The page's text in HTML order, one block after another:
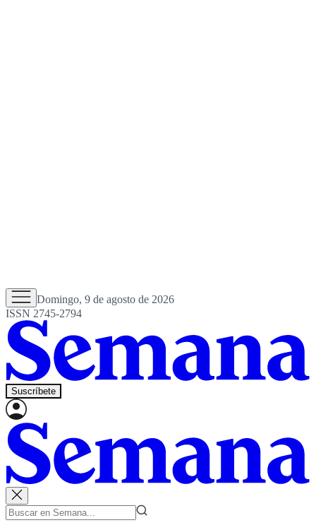
Domingo, 9 de agosto de 2026
ISSN 2745-2794
Suscríbete